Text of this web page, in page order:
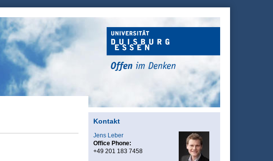
Kontakt
Jens Leber
Office Phone:
+49 201 183 7458